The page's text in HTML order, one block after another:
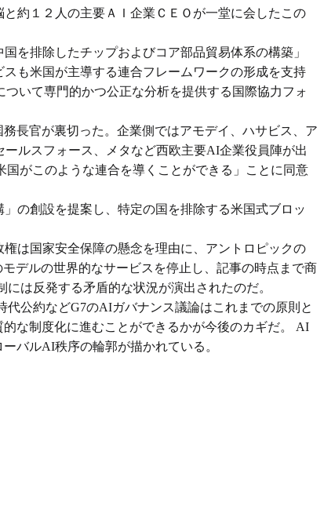
約１２人の主要ＡＩ企業ＣＥＯが一堂に会したこの
を排除したチップおよびコア部品貿易体系の構築」
も米国が主導する連合フレームワークの形成を支持
いて専門的かつ公正な分析を提供する国際協力フォ
長官が裏切った。企業側ではアモデイ、ハサビス、ア
ールスフォース、メタなど西欧主要AI企業役員陣が出
がこのような連合を導くことができる」ことに同意
の創設を提案し、特定の国を排除する米国式ブロッ
は国家安全保障の懸念を理由に、アントロピックの
デルの世界的なサービスを停止し、記事の時点まで商
は反発する矛盾的な状況が演出されたのだ。
公約などG7のAIガバナンス議論はこれまでの原則と
な制度化に進むことができるかが今後のカギだ。 AI
バルAI秩序の輪郭が描かれている。